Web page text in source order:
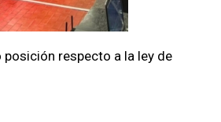
respecto a la ley de